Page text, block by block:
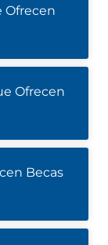
Ofrecen
Ofrecen
Becas